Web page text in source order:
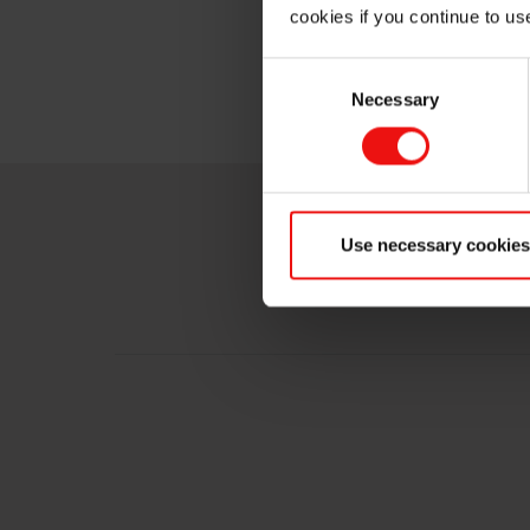
cookies if you continue to
Necessary
Use necessary
Capacité annuelle de
La capacité du